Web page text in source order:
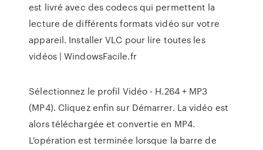
est livré avec des codecs qui permettent la
lecture de différents formats vidéo sur votre
appareil. Installer VLC pour lire toutes les
vidéos | WindowsFacile.fr
Sélectionnez le profil Vidéo - H.264 + MP3
(MP4). Cliquez enfin sur Démarrer. La vidéo est
alors téléchargée et convertie en MP4.
L'opération est terminée lorsque la barre de